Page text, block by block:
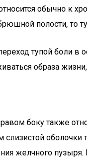
обычно к
полости, то
тупой боли в
образа
боку также
слизистой
желчного